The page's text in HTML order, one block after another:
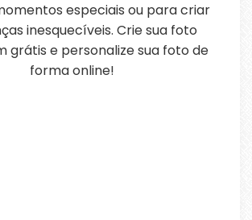
especiais ou para criar
inesquecíveis. Crie sua foto
grátis e personalize sua foto de
forma online!